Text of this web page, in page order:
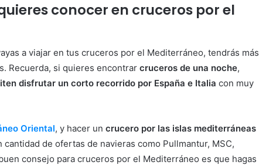
conocer en cruceros por el
a viajar en tus cruceros por el Mediterráneo, tendrás más
Recuerda, si quieres encontrar cruceros de una noche,
disfrutar un corto recorrido por España e Italia con muy
Oriental, y hacer un crucero por las islas mediterráneas
cantidad de ofertas de navieras como Pullmantur, MSC,
consejo para cruceros por el Mediterráneo es que hagas